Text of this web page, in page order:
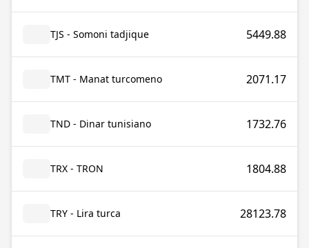
TJS - Somoni tadjique 5449.88
TMT - Manat turcomeno 2071.17
TND - Dinar tunisiano 1732.76
TRX - TRON 1804.88
TRY - Lira turca 28123.78